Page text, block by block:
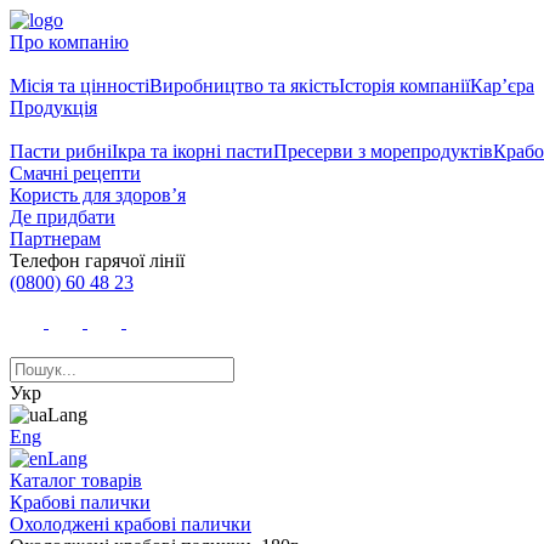
Про компанію
Місія та цінностіВиробництво та якістьІсторія компаніїКар’єра
Продукція
Пасти рибніІкра та ікорні пастиПресерви з морепродуктів
Смачні рецепти
Користь для здоров’я
Де придбати
Партнерам
Телефон гарячої лінії
(0800) 60 48 23
Укр
Eng
Каталог товарів
Крабові палички
Охолоджені крабові палички